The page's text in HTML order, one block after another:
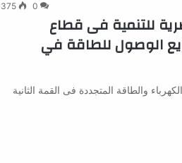
0
375
للتنمية فى قطاع
الوصول للطاقة في
والطاقة المتجددة فى القمة الثانية